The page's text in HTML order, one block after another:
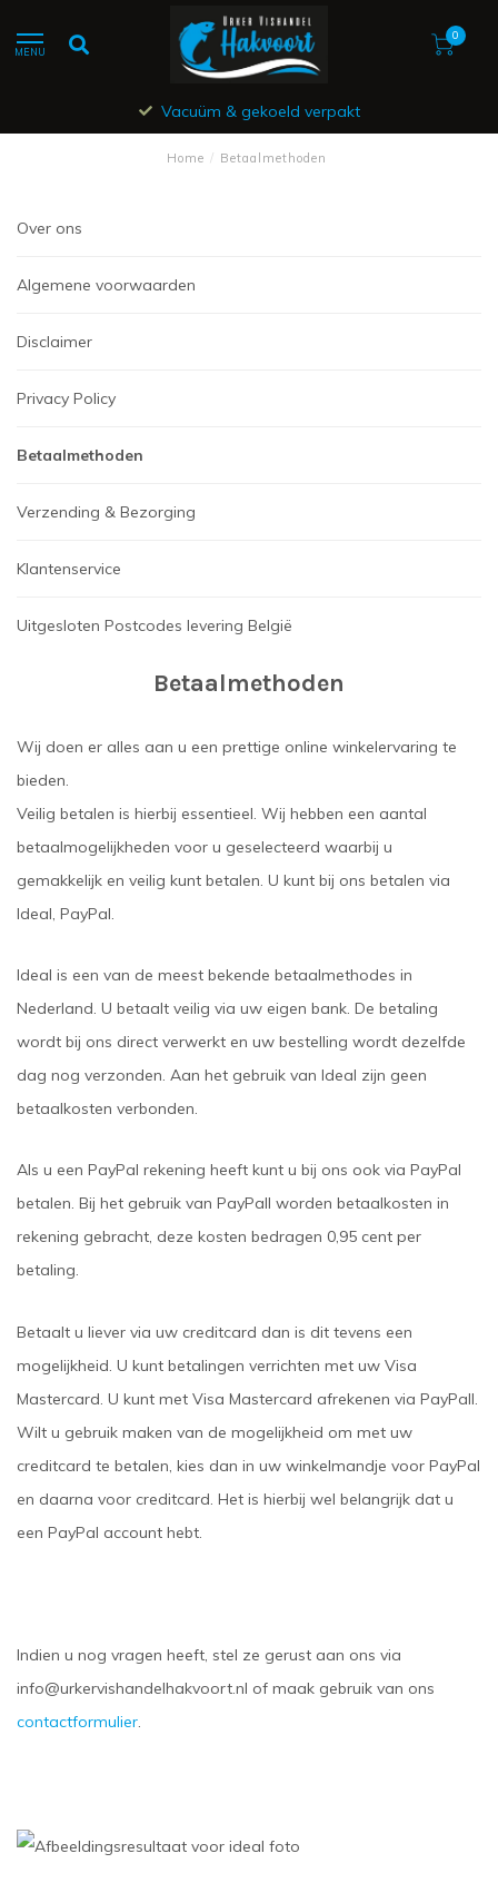
MENU
0
Vacuüm & gekoeld verpakt
Home / Betaalmethoden
Over ons
Algemene voorwaarden
Disclaimer
Privacy Policy
Betaalmethoden
Verzending & Bezorging
Klantenservice
Uitgesloten Postcodes levering België
Betaalmethoden
Wij doen er alles aan u een prettige online winkelervaring te
bieden.
Veilig betalen is hierbij essentieel. Wij hebben een aantal
betaalmogelijkheden voor u geselecteerd waarbij u
gemakkelijk en veilig kunt betalen. U kunt bij ons betalen via
Ideal, PayPal.
Ideal is een van de meest bekende betaalmethodes in
Nederland. U betaalt veilig via uw eigen bank. De betaling
wordt bij ons direct verwerkt en uw bestelling wordt dezelfde
dag nog verzonden. Aan het gebruik van Ideal zijn geen
betaalkosten verbonden.
Als u een PayPal rekening heeft kunt u bij ons ook via PayPal
betalen. Bij het gebruik van PayPall worden betaalkosten in
rekening gebracht, deze kosten bedragen 0,95 cent per
betaling.
Betaalt u liever via uw creditcard dan is dit tevens een
mogelijkheid. U kunt betalingen verrichten met uw Visa
Mastercard. U kunt met Visa Mastercard afrekenen via PayPall.
Wilt u gebruik maken van de mogelijkheid om met uw
creditcard te betalen, kies dan in uw winkelmandje voor PayPal
en daarna voor creditcard. Het is hierbij wel belangrijk dat u
een PayPal account hebt.
Indien u nog vragen heeft, stel ze gerust aan ons via
info@urkervishandelhakvoort.nl of maak gebruik van ons
contactformulier.